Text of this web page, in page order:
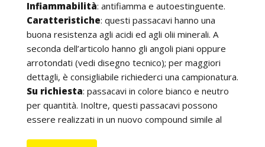
Infiammabilità: antifiamma e autoestinguente.
Caratteristiche: questi passacavi hanno una
buona resistenza agli acidi ed agli olii minerali. A
seconda dell’articolo hanno gli angoli piani oppure
arrotondati (vedi disegno tecnico); per maggiori
dettagli, è consigliabile richiederci una campionatura.
Su richiesta: passacavi in colore bianco e neutro
per quantità. Inoltre, questi passacavi possono
essere realizzati in un nuovo compound simile al